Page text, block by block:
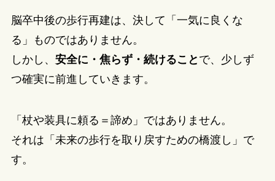
脳卒中後の歩行再建は、決して「一気に良くな
る」ものではありません。
しかし、 安全に・焦らず・続けること で、少しず
つ確実に前進していきます。
「杖や装具に頼る＝諦め」ではありません。
それは「未来の歩行を取り戻すための橋渡し」で
す。